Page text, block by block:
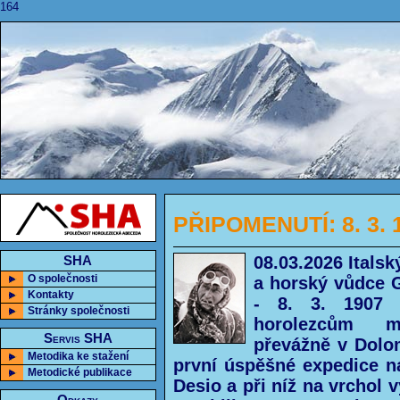
164
SHA
O společnosti
Kontakty
Stránky společnosti
Servis SHA
Metodika ke stažení
Metodické publikace
PŘIPOMENUTÍ: 8.
08.03.2026
a horský vůdce
- 8. 3. 1907
horolezcům
převážně v
první úspěšné expedice
Desio a při níž na vrchol